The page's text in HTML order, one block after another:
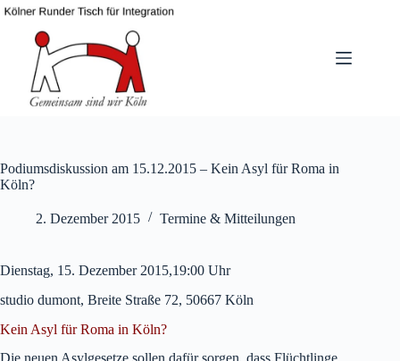
Zum
springen
Podiumsdiskussion am 15.12.2015 – Kein Asyl für Roma in
Köln?
2. Dezember 2015 Termine & Mitteilungen
Dienstag, 15. Dezember 2015,19:00 Uhr
studio dumont, Breite Straße 72, 50667 Köln
Kein Asyl für Roma in Köln?